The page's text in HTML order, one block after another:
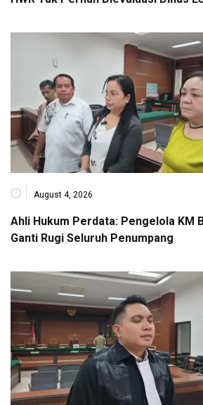
August 4, 2026
Ahli Hukum Perdata: Pengelola KM
Ganti Rugi Seluruh Penumpang